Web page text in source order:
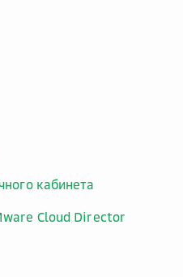
кабинета
Cloud Director